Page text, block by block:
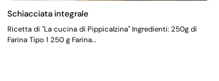
Schiacciata integrale
Ricetta di "La cucina di Pippicalzina" Ingredienti: 250g di
Farina Tipo 1 250 g Farina...